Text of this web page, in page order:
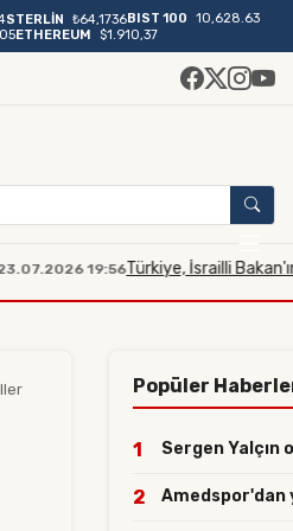
STERLİN ₺64,1736BIST 100
10,628.63
ETHEREUM $1.910,37
19:56Türkiye, İsrailli Bakan'ın
Popüler
1 Sergen
2 Amedspor'dan